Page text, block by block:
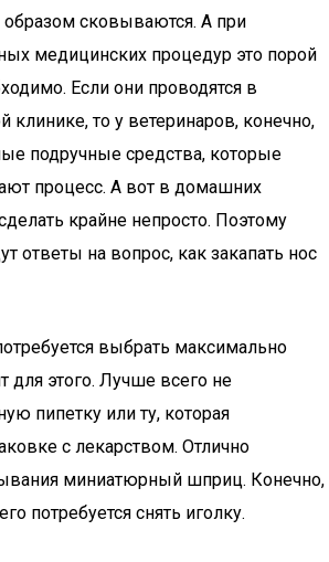
сковываются. А при
медицинских процедур это порой
Если они проводятся в
клинике, то у ветеринаров, конечно,
подручные средства, которые
процесс. А вот в домашних
крайне непросто. Поэтому
ответы на вопрос, как закапать нос
выбрать максимально
для этого. Лучше всего не
пипетку или ту, которая
с лекарством. Отлично
миниатюрный шприц. Конечно,
потребуется снять иголку.